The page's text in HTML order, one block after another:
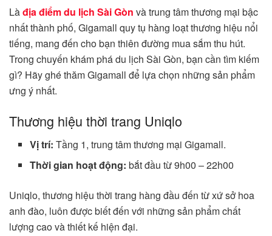
Làđịa điểm du lịch Sài Gòn và trung tâm thương mại bậc
nhất thành phố, Gigamall quy tụ hàng loạt thương hiệu nổi
tiếng, mang đến cho bạn thiên đường mua sắm thu hút.
Trong chuyến khám phá du lịch Sài Gòn, bạn cần tìm kiếm
gì? Hãy ghé thăm Gigamall để lựa chọn những sản phẩm
ưng ý nhất.
Thương hiệu thời trang Uniqlo
Vị trí: Tầng 1, trung tâm thương mại Gigamall.
Thời gian hoạt động: bắt đầu từ 9h00 – 22h00
Uniqlo, thương hiệu thời trang hàng đầu đến từ xứ sở hoa
anh đào, luôn được biết đến với những sản phẩm chất
lượng cao và thiết kế hiện đại.